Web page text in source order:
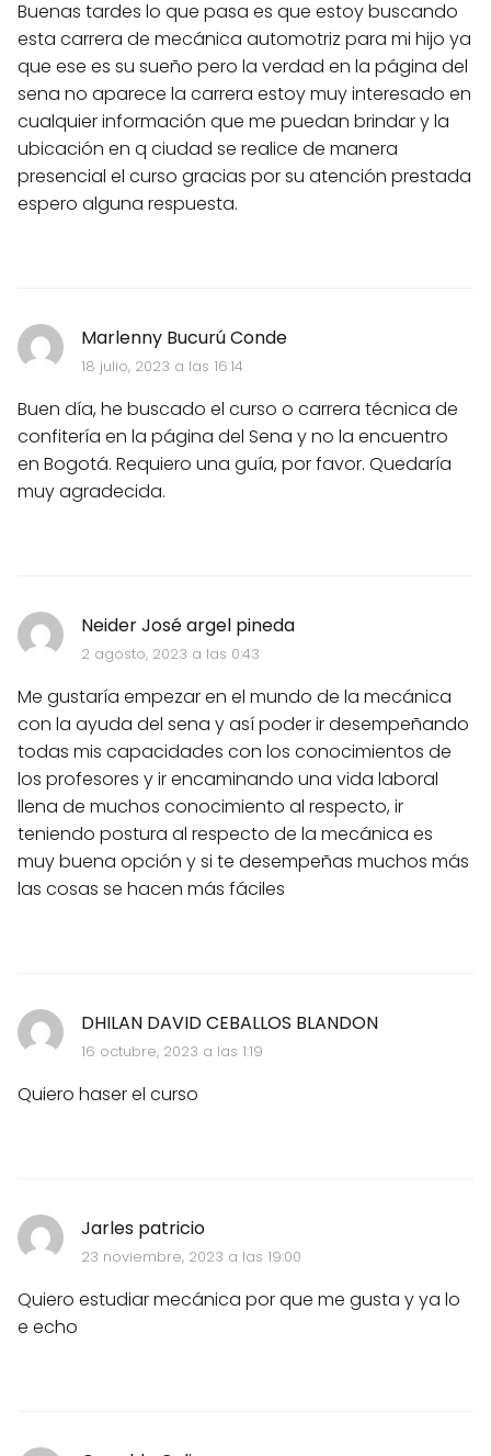
Buenas tardes lo que pasa es que estoy buscando
esta carrera de mecánica automotriz para mi hijo ya
que ese es su sueño pero la verdad en la página del
sena no aparece la carrera estoy muy interesado en
cualquier información que me puedan brindar y la
ubicación en q ciudad se realice de manera
presencial el curso gracias por su atención prestada
espero alguna respuesta.
Marlenny Bucurú Conde
18 julio, 2023 a las 16:14
Buen día, he buscado el curso o carrera técnica de
confitería en la página del Sena y no la encuentro
en Bogotá. Requiero una guía, por favor. Quedaría
muy agradecida.
Neider José argel pineda
2 agosto, 2023 a las 0:43
Me gustaría empezar en el mundo de la mecánica
con la ayuda del sena y así poder ir desempeñando
todas mis capacidades con los conocimientos de
los profesores y ir encaminando una vida laboral
llena de muchos conocimiento al respecto, ir
teniendo postura al respecto de la mecánica es
muy buena opción y si te desempeñas muchos más
las cosas se hacen más fáciles
DHILAN DAVID CEBALLOS BLANDON
16 octubre, 2023 a las 1:19
Quiero haser el curso
Jarles patricio
23 noviembre, 2023 a las 19:00
Quiero estudiar mecánica por que me gusta y ya lo
e echo